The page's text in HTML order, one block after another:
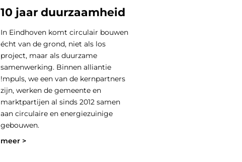
10 jaar duurzaamheid
In Eindhoven komt circulair bouwen
écht van de grond, niet als los
project, maar als duurzame
samenwerking. Binnen alliantie
!mpuls, we een van de kernpartners
zijn, werken de gemeente en
marktpartijen al sinds 2012 samen
aan circulaire en energiezuinige
gebouwen.
meer >